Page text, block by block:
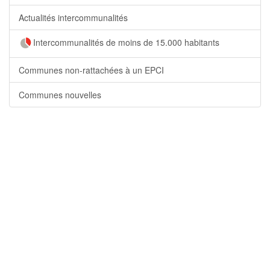
Actualités intercommunalités
Intercommunalités de moins de 15.000 habitants
Communes non-rattachées à un EPCI
Communes nouvelles